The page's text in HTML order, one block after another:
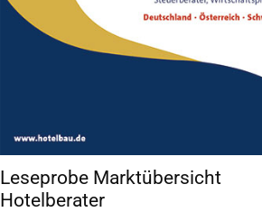
Leseprobe Marktübersicht
Hotelberater